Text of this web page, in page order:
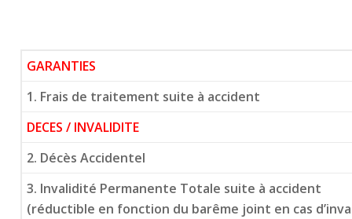
GARANTIES
1. Frais de traitement suite à accident
DECES / INVALIDITE
2. Décès Accidentel
3. Invalidité Permanente Totale suite à accident
(réductible en fonction du barême joint en cas